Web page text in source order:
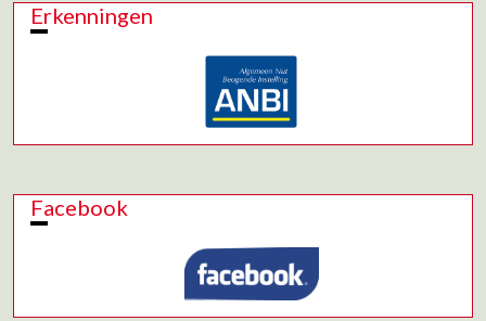
Erkenningen
Facebook